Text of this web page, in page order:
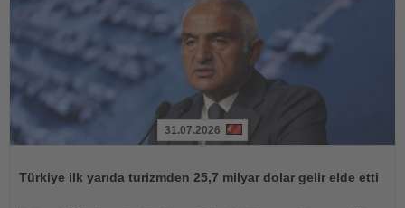
31.07.2026
Türkiye ilk yarıda turizmden 25,7 milyar dolar gelir elde etti